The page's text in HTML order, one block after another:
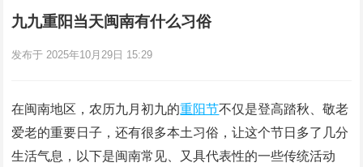
九九重阳当天闽南有什么习俗
发布于 2025年10月29日 15:29
在闽南地区，农历九月初九的重阳节不仅是登高踏秋、敬老
爱老的重要日子，还有很多本土习俗，让这个节日多了几分
生活气息，以下是闽南常见、又具代表性的一些传统活动